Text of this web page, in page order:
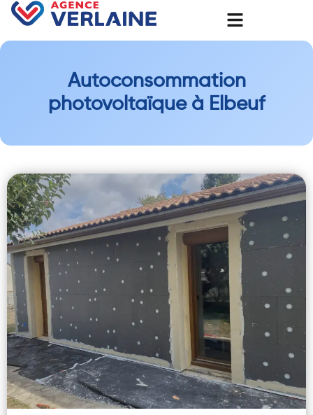
Autoconsommation
photovoltaïque à Elbeuf